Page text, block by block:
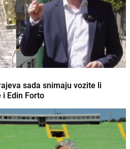
sada snimaju vozite li
Edin Forto